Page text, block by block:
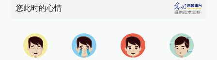
您此时的心情